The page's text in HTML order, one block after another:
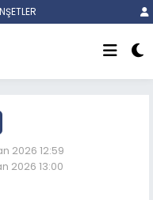
2026 12:59
2026 13:00